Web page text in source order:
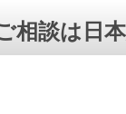
相談は日